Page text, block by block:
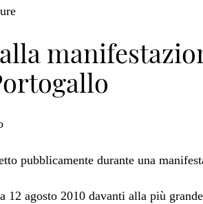
pubblicamente durante una
12 agosto 2010 davanti alla più